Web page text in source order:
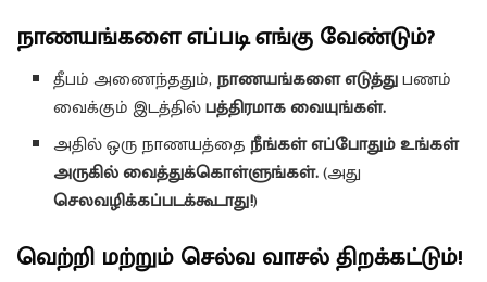
நாணயங்களை எப்படி எங்கு வேண்டும்?
தீபம் அணைந்ததும்,நாணயங்களை எடுத்துபணம்
வைக்கும் இடத்தில்பத்திரமாக வையுங்கள்.
அதில் ஒரு நாணயத்தைநீங்கள் எப்போதும் உங்கள்
அருகில் வைத்துக்கொள்ளுங்கள்.(அது
செலவழிக்கப்படக்கூடாது!)
வெற்றி மற்றும் செல்வ வாசல் திறக்கட்டும்!